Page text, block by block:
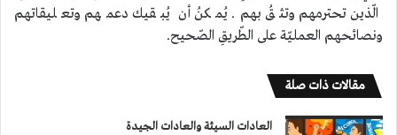
الّذين تحترمهم وتثقُ بهم. يُمكنُ أن يُبقيك دعمهم وتعليقاتهم
ونصائحهم العمليّة على الطّريقِ الصّحيح.
مقالات ذات صلة
العادات السيئة والعادات الجيدة